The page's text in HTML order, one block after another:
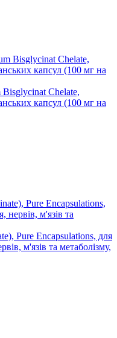
Bisglycinat Chelate,
капсул (100 мг на
Pure Encapsulations, для
м'язів та метаболізму,